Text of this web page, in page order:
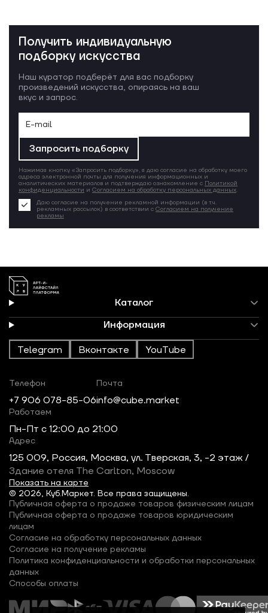
Получить индивидуальную
подборку искусства
Наш куратор подберёт для вас подборку
произведений искусства, опираясь на ваш
вкус и запрос.
Запросить подборку
Нажимая кнопку «Запросить подборку», я даю согласие на обработку моего
адреса электронной почты для получения информационных и
аналитических материалов и подтверждаю ознакомление с Политикой
конфиденциальности и Согласием на обработку персональных данных.
Даю согласие на получение рекламной информации (в т.ч.
рекламных рассылок) в соответствии с Согласием на получение
рекламы
Каталог
Информация
Telegram Вконтакте YouTube
© 2026, Куб.Маркет. Все права защищены.
Телефон
+7 906 078-85-06
Почта
info@cube.market
Работаем
Пн-Пт c 12:00 до 21:00
Адрес
125 009, Россия, Москва, ул. Тверская, 3, -2 этаж /
Здание отеля The Carlton, Moscow
Показать на карте
Публичная оферта о продаже товаров физическим лицам
Публичная оферта о продаже товаров юридическим
лицам
Согласие на обработку персональных данных
Согласие на получение рекламы
Политика конфиденциальности и обработки персональных
данных
Способы оплаты